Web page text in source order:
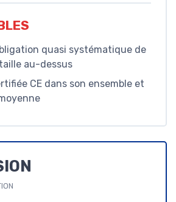
quasi systématique de
au-dessus
CE dans son ensemble et